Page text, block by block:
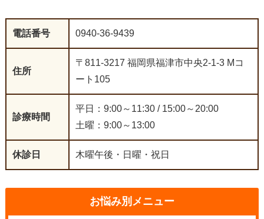
電話番号 0940-36-9439
住所
〒811-3217 福岡県福津市中央2-1-3 Mコ
ート105
診療時間
平日：9:00～11:30 / 15:00～20:00
土曜：9:00～13:00
休診日 木曜午後・日曜・祝日
お悩み別メニュー